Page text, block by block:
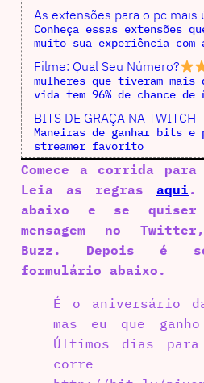
As extensões para o pc mais
Conheça essas extensões
muito sua experiência
Filme: Qual Seu Número?
mulheres que tiveram
vida tem 96% de chance de
BITS DE GRAÇA NA TWITCH
Maneiras de ganhar bits e
streamer favorito
Comece a corrida
Leia as regras aqui .
abaixo e se
mensagem no
Buzz. Depois é
formulário abaixo.
É o aniversário
mas eu que
Últimos dias